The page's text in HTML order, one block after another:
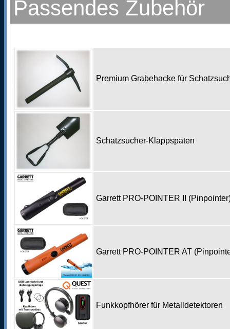
Passendes Zubehör
Premium Grabehacke für
Schatzsucher-Klappspaten
Garrett PRO-POINTER II
Garrett PRO-POINTER AT
Funkkopfhörer für Metalldetektoren